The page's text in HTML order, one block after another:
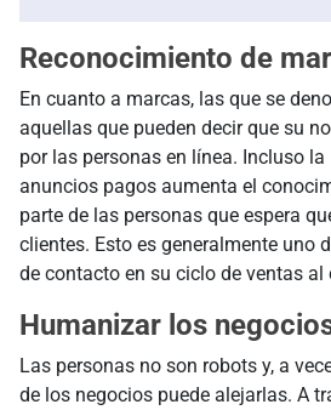
Reconocimiento de
En cuanto a marcas, las que se
aquellas que pueden decir que su
por las personas en línea. Incluso
anuncios pagos aumenta el
parte de las personas que espera
clientes. Esto es generalmente uno
de contacto en su ciclo de ventas al
Humanizar los
Las personas no son robots y, a
de los negocios puede alejarlas. A